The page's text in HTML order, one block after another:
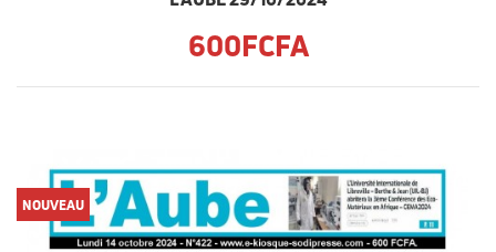
600FCFA
NOUVEAU